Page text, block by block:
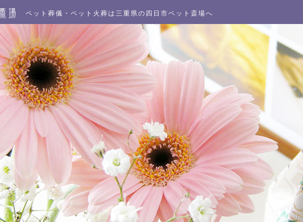
ペット葬儀・ペット火葬は三重県の四日市ペット斎場へ